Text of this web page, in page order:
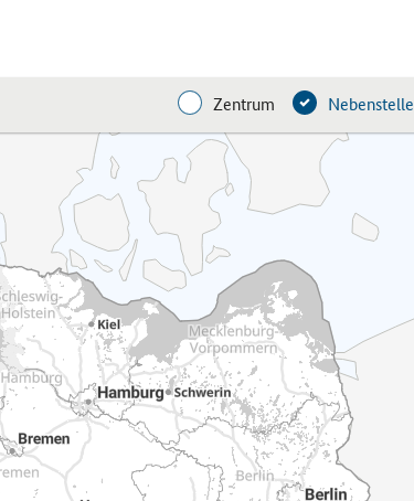
Zentrum Nebenstelle